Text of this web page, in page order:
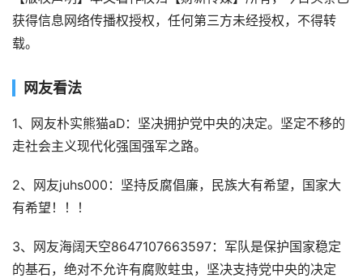
获得信息网络传播权授权，任何第三方未经授权，不得转
载。
网友看法
1、网友朴实熊猫aD：坚决拥护党中央的决定。坚定不移的
走社会主义现代化强国强军之路。
2、网友juhs000：坚持反腐倡廉，民族大有希望，国家大
有希望！！！
3、网友海阔天空8647107663597：军队是保护国家稳定
的基石，绝对不允许有腐败蛀虫，坚决支持党中央的决定